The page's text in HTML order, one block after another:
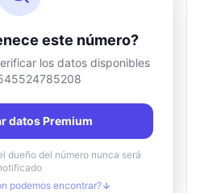
Desconocido
Desconocido
Desconocido
este número?
los datos disponibles
datos Premium
dueño del número nunca será
podemos encontrar?